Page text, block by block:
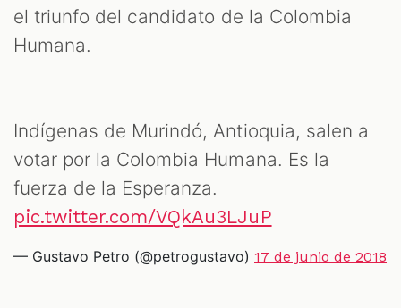
el triunfo del candidato de la Colombia
Humana.
Indígenas de Murindó, Antioquia, salen a
votar por la Colombia Humana. Es la
fuerza de la Esperanza.
pic.twitter.com/VQkAu3LJuP
— Gustavo Petro (@petrogustavo) 17 de junio de 2018